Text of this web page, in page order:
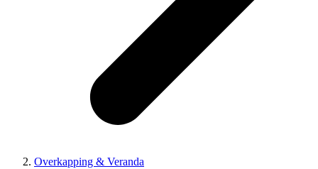
Overkapping & Veranda